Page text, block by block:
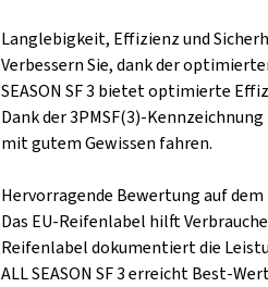
Langlebigkeit, Effizienz und
Verbessern Sie, dank der
SEASON SF 3 bietet optimierte
Dank der 3PMSF(3)-
mit gutem Gewissen fahren.
Hervorragende Bewertung auf dem
Das EU-Reifenlabel hilft
Reifenlabel dokumentiert die
ALL SEASON SF 3 erreicht Best-